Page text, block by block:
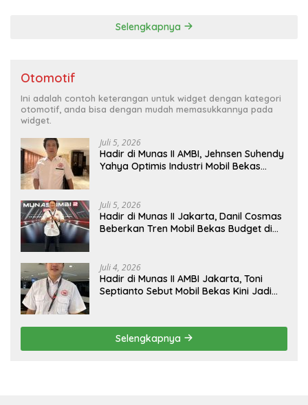
Selengkapnya
Otomotif
Ini adalah contoh keterangan untuk widget dengan kategori
otomotif, anda bisa dengan mudah memasukkannya pada
widget.
Juli 5, 2026
Hadir di Munas II AMBI, Jehnsen Suhendy
Yahya Optimis Industri Mobil Bekas
Juli 5, 2026
Hadir di Munas II Jakarta, Danil Cosmas
Beberkan Tren Mobil Bekas Budget di
Juli 4, 2026
Hadir di Munas II AMBI Jakarta, Toni
Septianto Sebut Mobil Bekas Kini Jadi
Selengkapnya